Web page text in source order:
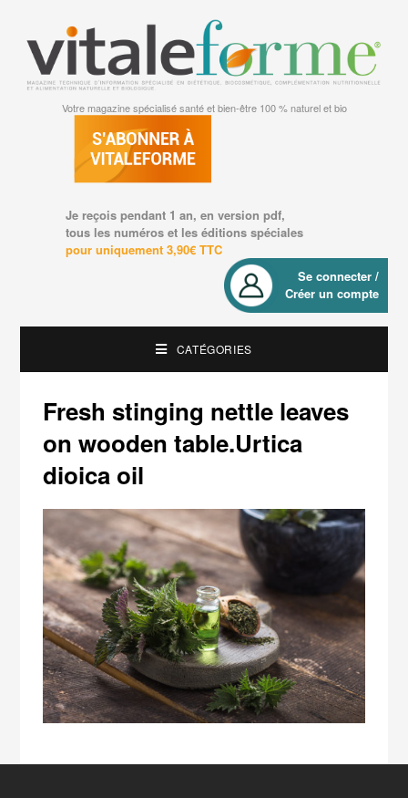
Votre magazine spécialisé santé et bien-être 100 % naturel et bio
Je reçois pendant 1 an, en version pdf,
tous les numéros et les éditions spéciales
pour uniquement 3,90€ TTC
Se connecter /
Créer un compte
CATÉGORIES
Fresh stinging nettle leaves
on wooden table.Urtica
dioica oil